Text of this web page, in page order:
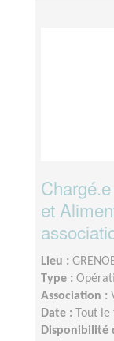
et
Lieu :
Type :
Association :
Date :
Tout
Disponibilité